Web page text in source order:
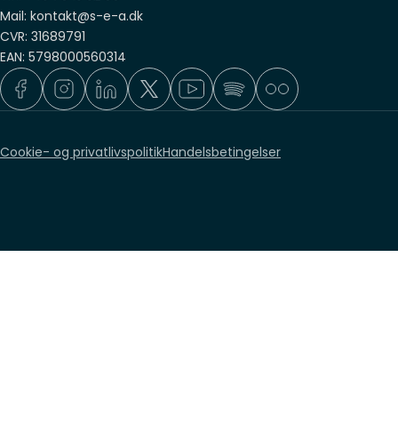
Mail: kontakt@s-e-a.dk
CVR: 31689791
EAN: 5798000560314
Cookie- og privatlivspolitikHandelsbetingelser